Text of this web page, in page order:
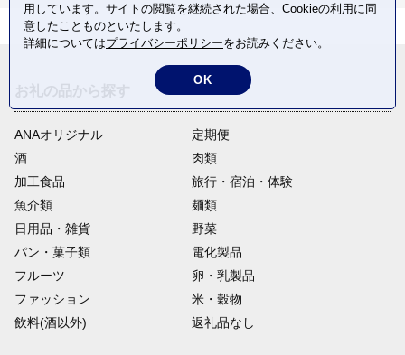
ANAオリジナル
定期便
酒
肉類
加工食品
旅行・宿泊・体験
魚介類
麺類
日用品・雑貨
野菜
パン・菓子類
電化製品
フルーツ
卵・乳製品
ファッション
米・穀物
飲料(酒以外)
返礼品なし
用しています。サイトの閲覧を継続された場合、Cookieの利用に同
意したことものといたします。
詳細についてはプライバシーポリシーをお読みください。
OK